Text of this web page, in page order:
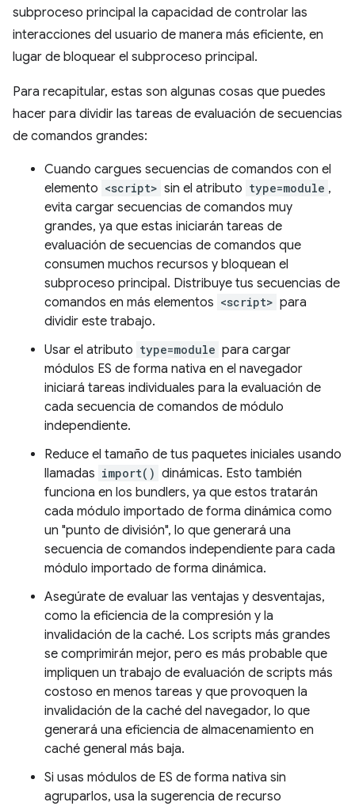
subproceso principal la capacidad de controlar las
interacciones del usuario de manera más eficiente, en
lugar de bloquear el subproceso principal.
Para recapitular, estas son algunas cosas que puedes
hacer para dividir las tareas de evaluación de secuencias
de comandos grandes:
Cuando cargues secuencias de comandos con el
elemento <script> sin el atributo type=module ,
evita cargar secuencias de comandos muy
grandes, ya que estas iniciarán tareas de
evaluación de secuencias de comandos que
consumen muchos recursos y bloquean el
subproceso principal. Distribuye tus secuencias de
comandos en más elementos <script> para
dividir este trabajo.
Usar el atributo type=module para cargar
módulos ES de forma nativa en el navegador
iniciará tareas individuales para la evaluación de
cada secuencia de comandos de módulo
independiente.
Reduce el tamaño de tus paquetes iniciales usando
llamadas import() dinámicas. Esto también
funciona en los bundlers, ya que estos tratarán
cada módulo importado de forma dinámica como
un "punto de división", lo que generará una
secuencia de comandos independiente para cada
módulo importado de forma dinámica.
Asegúrate de evaluar las ventajas y desventajas,
como la eficiencia de la compresión y la
invalidación de la caché. Los scripts más grandes
se comprimirán mejor, pero es más probable que
impliquen un trabajo de evaluación de scripts más
costoso en menos tareas y que provoquen la
invalidación de la caché del navegador, lo que
generará una eficiencia de almacenamiento en
caché general más baja.
Si usas módulos de ES de forma nativa sin
agruparlos, usa la sugerencia de recurso